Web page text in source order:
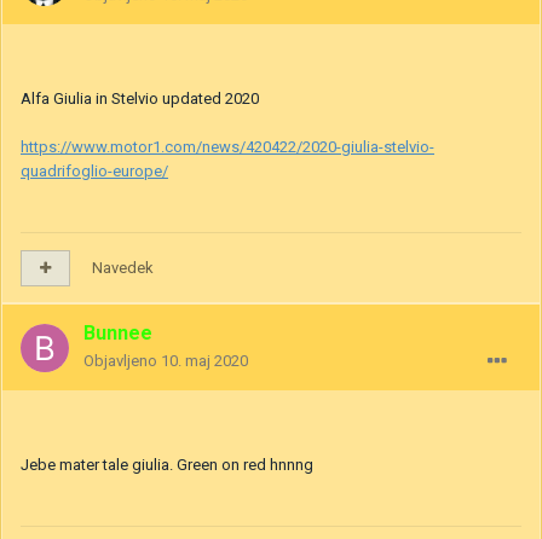
Alfa Giulia in Stelvio updated 2020
https://www.motor1.com/news/420422/2020-giulia-stelvio-
quadrifoglio-europe/
Navedek
Bunnee
Objavljeno 10. maj 2020
Jebe mater tale giulia. Green on red hnnng